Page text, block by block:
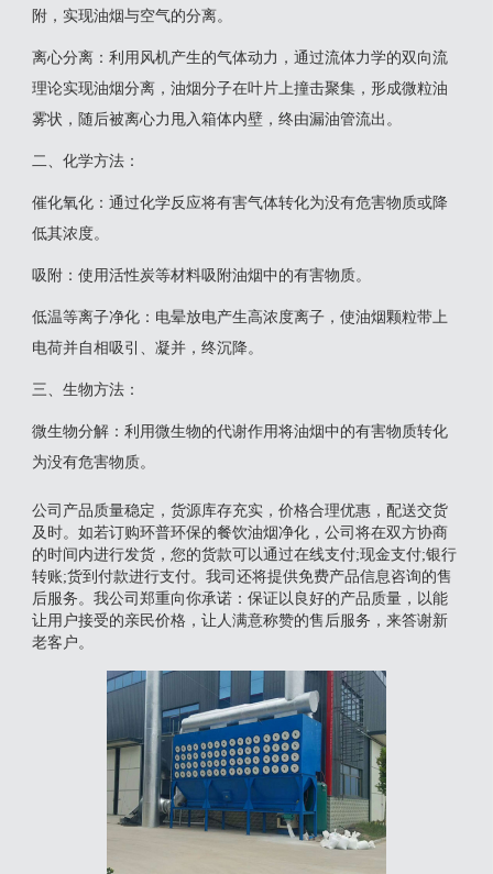
附，实现油烟与空气的分离‌。
‌离心分离‌：利用风机产生的气体动力，通过流体力学的双向流
理论实现油烟分离，油烟分子在叶片上撞击聚集，形成微粒油
雾状，随后被离心力甩入箱体内壁，终由漏油管流出‌。
‌二、化学方法‌：
‌催化氧化‌：通过化学反应将有害气体转化为没有危害物质或降
低其浓度。
‌吸附‌：使用活性炭等材料吸附油烟中的有害物质。
‌低温等离子净化‌：电晕放电产生高浓度离子，使油烟颗粒带上
电荷并自相吸引、凝并，终沉降‌。
三‌、生物方法‌：
‌微生物分解‌：利用微生物的代谢作用将油烟中的有害物质转化
为没有危害物质‌。
公司产品质量稳定，货源库存充实，价格合理优惠，配送交货
及时。如若订购环普环保的餐饮油烟净化，公司将在双方协商
的时间内进行发货，您的货款可以通过在线支付;现金支付;银行
转账;货到付款进行支付。我司还将提供免费产品信息咨询的售
后服务。我公司郑重向你承诺：保证以良好的产品质量，以能
让用户接受的亲民价格，让人满意称赞的售后服务，来答谢新
老客户。